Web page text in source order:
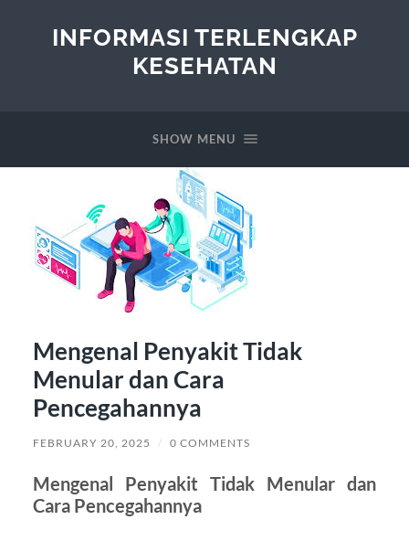
INFORMASI TERLENGKAP
KESEHATAN
SHOW MENU
Mengenal Penyakit Tidak
Menular dan Cara
Pencegahannya
FEBRUARY 20, 2025 / 0 COMMENTS
Mengenal Penyakit Tidak Menular dan
Cara Pencegahannya